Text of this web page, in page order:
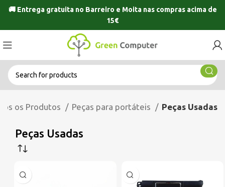
🚚 Entrega gratuita no Barreiro e Moitanas compras acima de
15€
os Produtos Peças para portáteis Peças Usadas
Peças Usadas